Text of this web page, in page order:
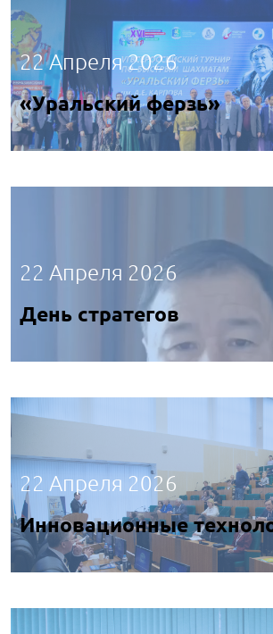
22 Апреля 2026
«Уральский ферзь»
22 Апреля 2026
День стратегов
22 Апреля 2026
Инновационные